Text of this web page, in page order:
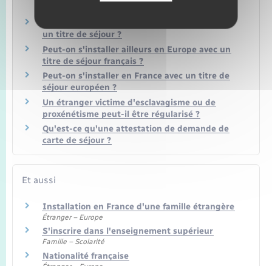
un titre de séjour ?
Peut-on s'installer ailleurs en Europe avec un
titre de séjour français ?
Peut-on s'installer en France avec un titre de
séjour européen ?
Un étranger victime d'esclavagisme ou de
proxénétisme peut-il être régularisé ?
Qu'est-ce qu'une attestation de demande de
carte de séjour ?
Et aussi
Installation en France d'une famille étrangère
Étranger – Europe
S'inscrire dans l'enseignement supérieur
Famille – Scolarité
Nationalité française